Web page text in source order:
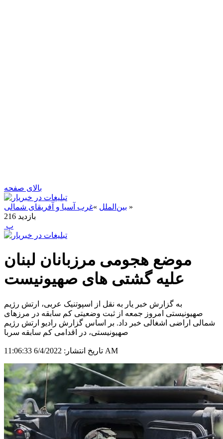
بالای صفحه
بین‌الملل »غرب آسیا و آفریقای شمالی
»
216 بازدید
‍ پ
موضع هجومی مرزبانان لبنان
علیه گشتی های صهیونیست
به گزارش خبر یار به نقل از اسپوتنیک عربی، ارتش رژیم
صهیونیستی امروز جمعه از ثبت وضعیتی کم سابقه در مرزهای
شمالی اراضی اشغالی خبر داد. بر اساس گزارش رادیو ارتش رژیم
صهیونیستی، در اقدامی کم سابقه سربا
تاریخ انتشار: 6/4/2022 11:06:33 AM